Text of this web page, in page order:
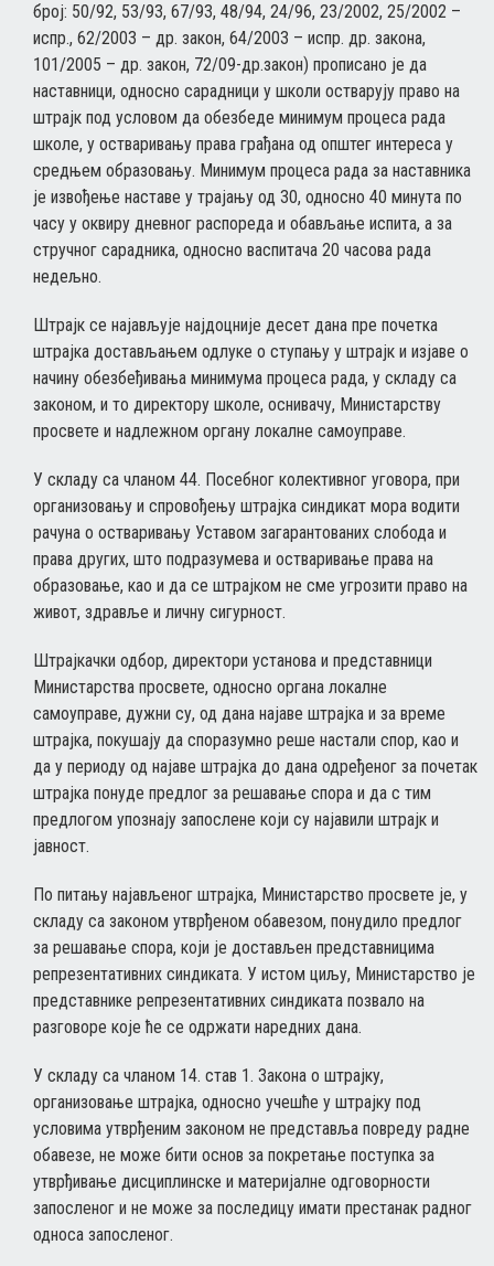
број: 50/92, 53/93, 67/93, 48/94, 24/96, 23/2002, 25/2002 –
испр., 62/2003 – др. закон, 64/2003 – испр. др. закона,
101/2005 – др. закон, 72/09-др.закон) прописано је да
наставници, односно сарадници у школи остварују право на
штрајк под условом да обезбеде минимум процеса рада
школе, у остваривању права грађана од општег интереса у
средњем образовању. Минимум процеса рада за наставника
је извођење наставе у трајању од 30, односно 40 минута по
часу у оквиру дневног распореда и обављање испита, а за
стручног сарадника, односно васпитача 20 часова рада
недељно.
Штрајк се најављује најдоцније десет дана пре почетка
штрајка достављањем одлуке о ступању у штрајк и изјаве о
начину обезбеђивања минимума процеса рада, у складу са
законом, и то директору школе, оснивачу, Министарству
просвете и надлежном органу локалне самоуправе.
У складу са чланом 44. Посебног колективног уговора, при
организовању и спровођењу штрајка синдикат мора водити
рачуна о остваривању Уставом загарантованих слобода и
права других, што подразумева и остваривање права на
образовање, као и да се штрајком не сме угрозити право на
живот, здравље и личну сигурност.
Штрајкачки одбор, директори установа и представници
Министарства просвете, односно органа локалне
самоуправе, дужни су, од дана најаве штрајка и за време
штрајка, покушају да споразумно реше настали спор, као и
да у периоду од најаве штрајка до дана одређеног за почетак
штрајка понуде предлог за решавање спора и да с тим
предлогом упознају запослене који су најавили штрајк и
јавност.
По питању најављеног штрајка, Министарство просвете је, у
складу са законом утврђеном обавезом, понудило предлог
за решавање спора, који је достављен представницима
репрезентативних синдиката. У истом циљу, Министарство је
представнике репрезентативних синдиката позвало на
разговоре које ће се одржати наредних дана.
У складу са чланом 14. став 1. Закона о штрајку,
организовање штрајка, односно учешће у штрајку под
условима утврђеним законом не представља повреду радне
обавезе, не може бити основ за покретање поступка за
утврђивање дисциплинске и материјалне одговорности
запосленог и не може за последицу имати престанак радног
односа запосленог.